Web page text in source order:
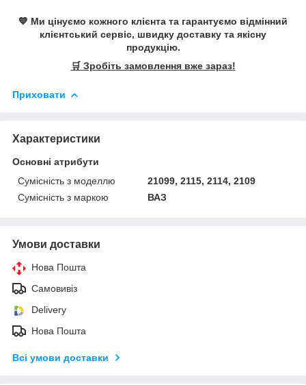
💙 Ми цінуємо кожного клієнта та гарантуємо відмінний
клієнтський сервіс, швидку доставку та якісну
продукцію.
🛒 Зробіть замовлення вже зараз!
Приховати
Характеристики
Основні атрибути
Сумісність з моделлю
21099, 2115, 2114, 2109
Сумісність з маркою
ВАЗ
Умови доставки
Нова Пошта
Самовивіз
Delivery
Нова Пошта
Всі умови доставки